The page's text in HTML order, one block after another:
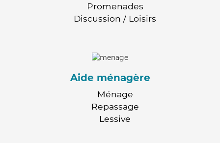
Promenades
Discussion / Loisirs
Aide ménagère
Ménage
Repassage
Lessive